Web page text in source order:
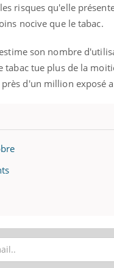
risques qu'elle
nocive que le tabac.
son nombre
tue plus de la
d'un million exposé